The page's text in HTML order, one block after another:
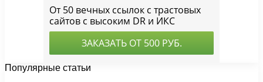
Популярные статьи